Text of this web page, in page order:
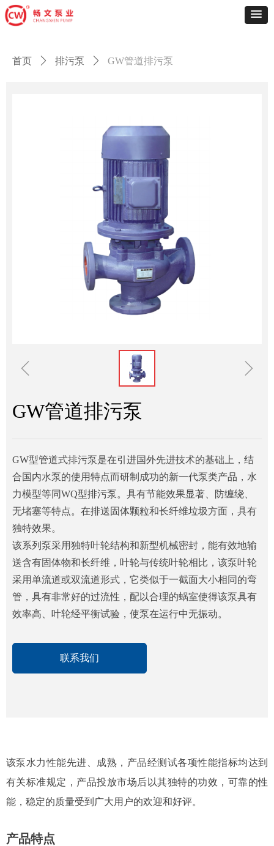
ꁆ ꁇ
GW管道排污泵
GW型管道式排污泵是在引进国外先进技术的基础上，结
合国内水泵的使用特点而研制成功的新一代泵类产品，水
力模型等同WQ型排污泵。具有节能效果显著、防缠绕、
无堵塞等特点。在排送固体颗粒和长纤维垃圾方面，具有
独特效果。
该系列泵采用独特叶轮结构和新型机械密封，能有效地输
送含有固体物和长纤维，叶轮与传统叶轮相比，该泵叶轮
采用单流道或双流道形式，它类似于一截面大小相同的弯
管，具有非常好的过流性，配以合理的蜗室使得该泵具有
效率高、叶轮经平衡试验，使泵在运行中无振动。
联系我们
该泵水力性能先进、成熟，产品经测试各项性能指标均达到
有关标准规定，产品投放市场后以其独特的功效，可靠的性
能，稳定的质量受到广大用户的欢迎和好评。
产品特点
首页 ꄲ 排污泵 ꄲ GW管道排污泵